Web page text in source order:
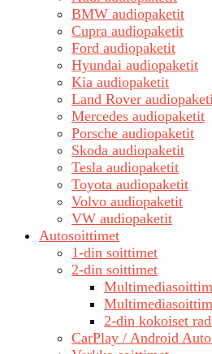
BMW audiopaketit
Cupra audiopaketit
Ford audiopaketit
Hyundai audiopaketit
Kia audiopaketit
Land Rover
Mercedes audiopaketit
Porsche audiopaketit
Skoda audiopaketit
Tesla audiopaketit
Toyota audiopaketit
Volvo audiopaketit
VW audiopaketit
Autosoittimet
1-din soittimet
2-din soittimet
2-din kokoiset
CarPlay / Android